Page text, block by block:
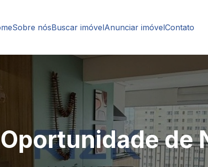
Sobre nósBuscar imóvelAnunciar imóvelContato
de